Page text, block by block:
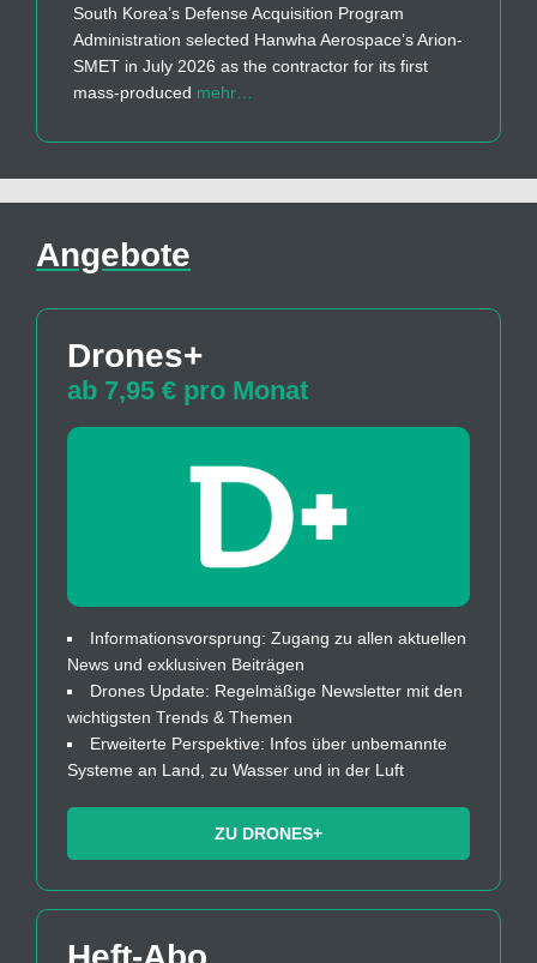
South Korea’s Defense Acquisition Program
Administration selected Hanwha Aerospace’s Arion-
SMET in July 2026 as the contractor for its first
mass-produced mehr…
Angebote
Drones+
ab 7,95 € pro Monat
Informationsvorsprung: Zugang zu allen aktuellen
News und exklusiven Beiträgen
Drones Update: Regelmäßige Newsletter mit den
wichtigsten Trends & Themen
Erweiterte Perspektive: Infos über unbemannte
Systeme an Land, zu Wasser und in der Luft
ZU DRONES+